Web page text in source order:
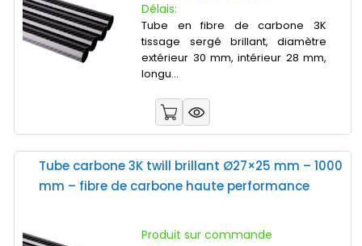
Délais:
Tube en fibre de carbone 3K
tissage sergé brillant, diamètre
extérieur 30 mm, intérieur 28 mm,
longu...
Tube carbone 3K twill brillant Ø27×25 mm – 1000
mm – fibre de carbone haute performance
Produit sur commande